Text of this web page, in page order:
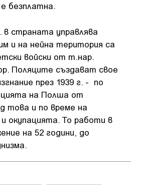
безплатна.
в страната управлява
и на нейна територия са
войски от т.нар.
Поляците създават свое
през 1939 г. - по
на Полша от
това и по време на
окупацията. То работи в
на 52 години, до